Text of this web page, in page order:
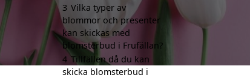
3 Vilka typer av
blommor och presenter
kan skickas med
blomsterbud i Frufällan?
4 Tillfällen då du kan
skicka blomsterbud i